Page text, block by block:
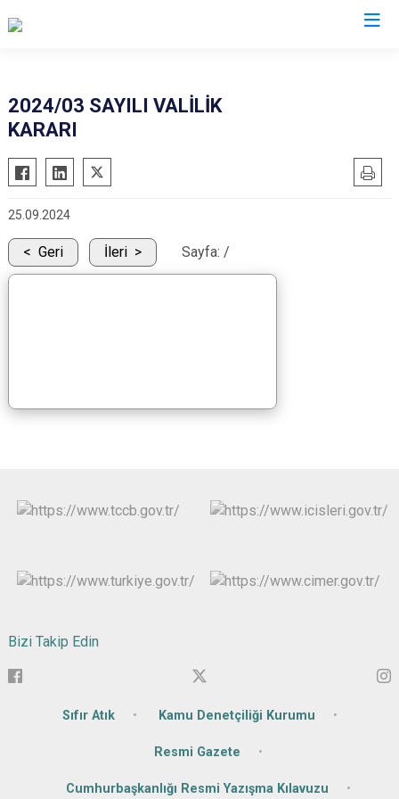
2024/03 SAYILI VALİLİK
KARARI
25.09.2024
Geri İleri Sayfa: /
Bizi Takip Edin
Sıfır Atık Kamu Denetçiliği Kurumu
Resmi Gazete
Cumhurbaşkanlığı Resmi Yazışma Kılavuzu